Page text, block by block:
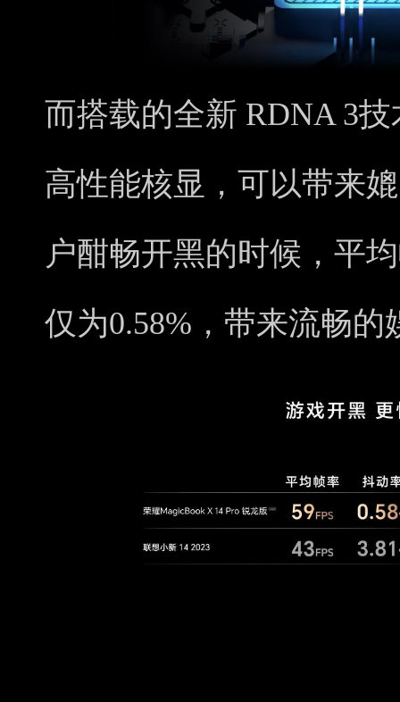
而搭载的全新 RDNA 3
高性能核显，可以带来
户酣畅开黑的时候，平
仅为0.58%，带来流畅的